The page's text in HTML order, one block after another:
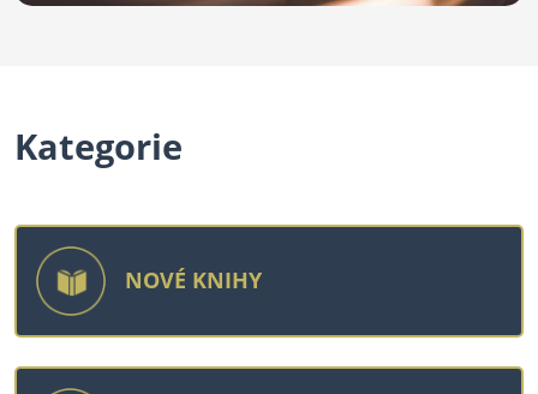
Kategorie
NOVÉ KNIHY